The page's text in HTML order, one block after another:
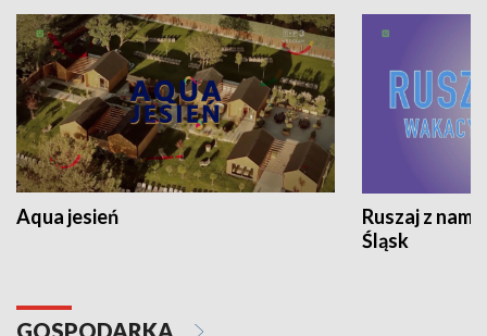
Aqua jesień
Ruszaj z
Śląsk
GOSPODARKA